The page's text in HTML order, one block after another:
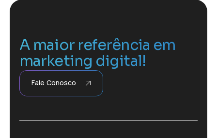
A maior referência em
marketing digital!
Fale Conosco